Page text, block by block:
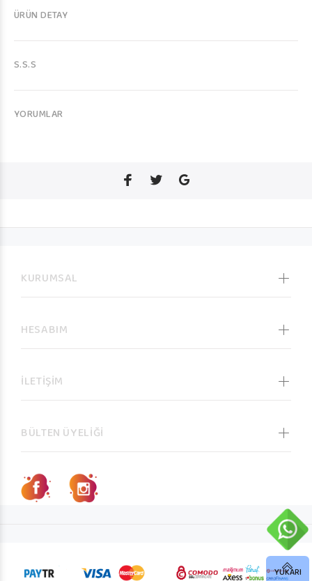
ÜRÜN DETAY
S.S.S
YORUMLAR
KURUMSAL
HESABIM
İLETİŞİM
BÜLTEN ÜYELİĞİ
YUKARI